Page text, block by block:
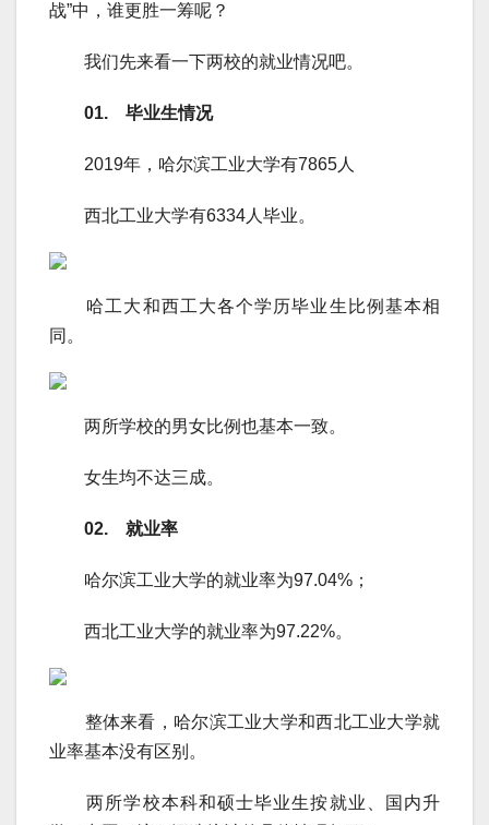
战”中，谁更胜一筹呢？
我们先来看一下两校的就业情况吧。
01. 毕业生情况
2019年，哈尔滨工业大学有7865人
西北工业大学有6334人毕业。
哈工大和西工大各个学历毕业生比例基本相
同。
两所学校的男女比例也基本一致。
女生均不达三成。
02. 就业率
哈尔滨工业大学的就业率为97.04%；
西北工业大学的就业率为97.22%。
整体来看，哈尔滨工业大学和西北工业大学就
业率基本没有区别。
两所学校本科和硕士毕业生按就业、国内升